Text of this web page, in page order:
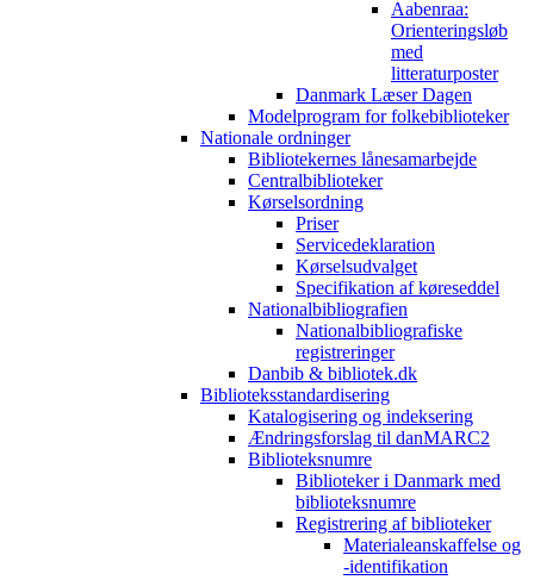
Aabenraa:
Orienteringsløb
med
litteraturposter
Danmark Læser Dagen
Modelprogram for folkebiblioteker
Nationale ordninger
Bibliotekernes lånesamarbejde
Centralbiblioteker
Kørselsordning
Priser
Servicedeklaration
Kørselsudvalget
Specifikation af køreseddel
Nationalbibliografien
Nationalbibliografiske
registreringer
Danbib & bibliotek.dk
Biblioteksstandardisering
Katalogisering og indeksering
Ændringsforslag til danMARC2
Biblioteksnumre
Biblioteker i Danmark med
biblioteksnumre
Registrering af biblioteker
Materialeanskaffelse og
-identifikation